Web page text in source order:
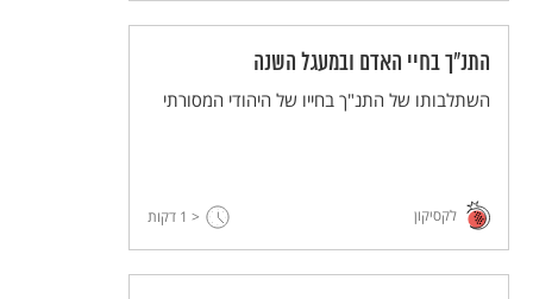
התנ"ך בחיי האדם ובמעגל השנה
השתלבותו של התנ"ך בחייו של היהודי המסורתי
לקסיקון < 1 דקות